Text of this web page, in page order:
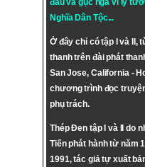
đấu và gục ngã vì lý
Nghĩa Dân Tộc...
Ở đây chỉ có tập I và II,
thanh trên đài phát
San Jose, California -
chương trình đọc
phụ trách.
Thép Đen tập I và II do
Tiến phát hành từ năm
1991, tác giả tự xuất